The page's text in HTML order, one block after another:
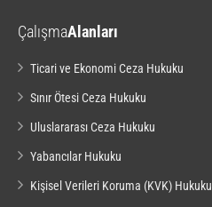
ÇalışmaAlanları
Ticari ve Ekonomi Ceza Hukuku
Sınır Ötesi Ceza Hukuku
Uluslararası Ceza Hukuku
Yabancılar Hukuku
Kişisel Verileri Koruma (KVK) Hukuku